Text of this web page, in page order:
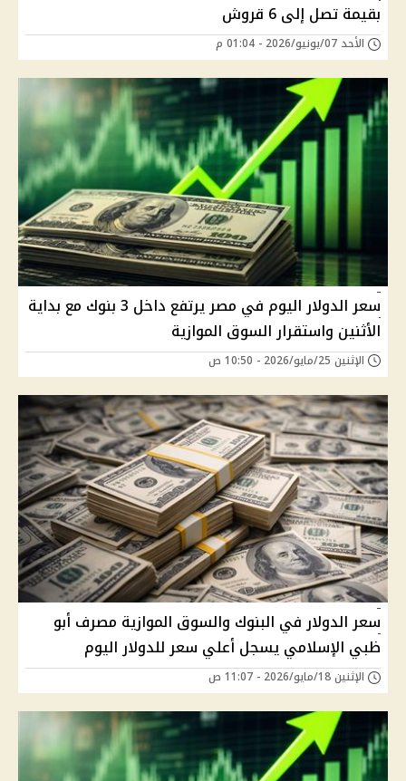
بقيمة تصل إلى 6 قروش
الأحد 07/يونيو/2026 - 01:04 م
سعر الدولار اليوم في مصر يرتفع داخل 3 بنوك مع بداية
الأثنين واستقرار السوق الموازية
الإثنين 25/مايو/2026 - 10:50 ص
سعر الدولار في البنوك والسوق الموازية مصرف أبو
ظبي الإسلامي يسجل أعلي سعر للدولار اليوم
الإثنين 18/مايو/2026 - 11:07 ص